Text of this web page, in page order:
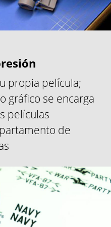
propia película;
gráfico se encarga
películas
de